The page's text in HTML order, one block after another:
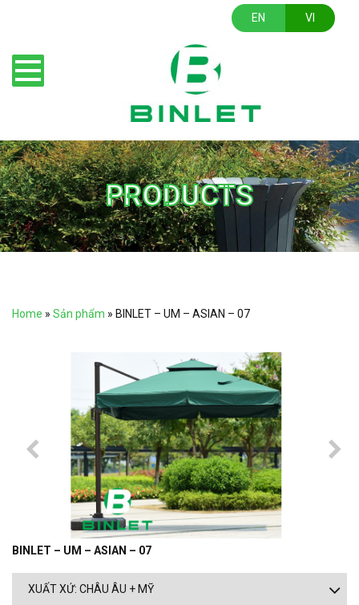
EN VI
PRODUCTS
Home » Sản phẩm » BINLET – UM – ASIAN – 07
BINLET – UM – ASIAN – 07
XUẤT XỨ: CHÂU ÂU + MỸ